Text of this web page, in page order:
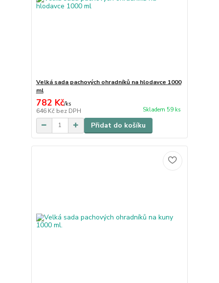
Velká sada pachových ohradníků na hlodavce 1000
ml
782 Kč/ks
646 Kč bez DPH Skladem 59 ks
Přidat do košíku